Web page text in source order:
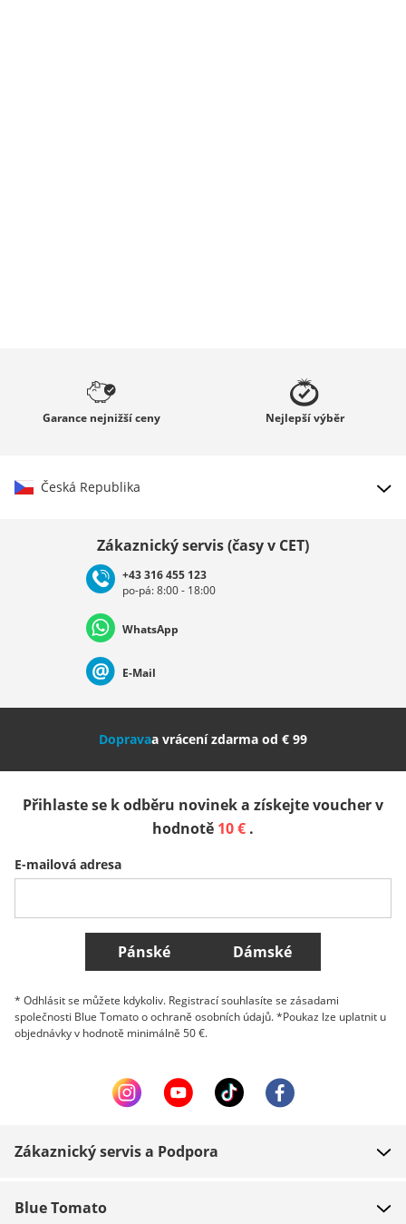
Garance nejnižší ceny Nejlepšívýběr
Česká Republika
Deutschland Österreich
Nederland Italia (Italiano) Italien (Deutsch)
Slovenija
Belgique (Français) Danmark Norge
Všechny země
Zákaznický servis (časy v CET)
+43 316 455 123
po-pá: 8:00 - 18:00
WhatsApp
E-Mail
Dopravaa vrácení zdarma od € 99
Přihlaste se k odběru novinek a získejte voucher v
hodnotě 10 € .
E-mailová adresa
Pánské Dámské
* Odhlásit se můžete kdykoliv. Registrací souhlasíte se zásadami
společnosti Blue Tomato o ochraně osobních údajů. *Poukaz lze uplatnit u
objednávky v hodnotě minimálně 50 €.
Zákaznický servis a Podpora
Blue Tomato